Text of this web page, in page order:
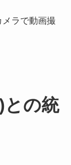
ラで動画撮
の統